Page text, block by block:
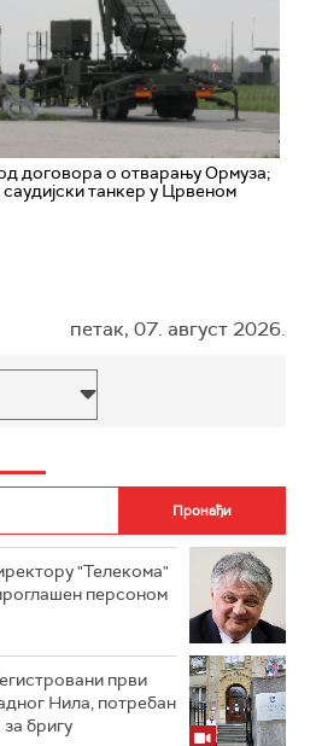
договора о отварању Ормуза;
танкер у Црвеном
петак, 07. август 2026.
"Телекома"
персоном
први
Нила, потребан
бригу